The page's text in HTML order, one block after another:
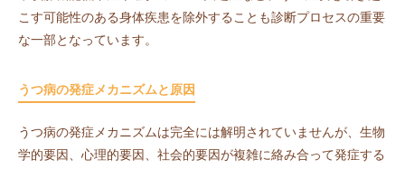
こす可能性のある身体疾患を除外することも診断プロセスの重要
な一部となっています。
うつ病の発症メカニズムと原因
うつ病の発症メカニズムは完全には解明されていませんが、生物
学的要因、心理的要因、社会的要因が複雑に絡み合って発症する